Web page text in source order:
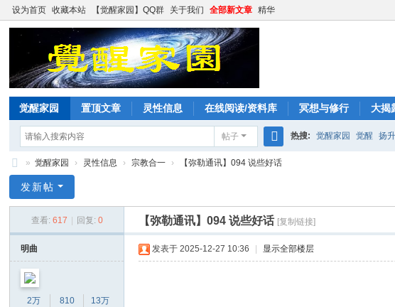
设为首页 收藏本站 【觉醒家园】QQ群 关于我们 全部新文章 精华
觉醒家园 置顶文章 灵性信息 在线阅读/资料库 冥想与修行 大揭
帖子
搜
热搜: 觉醒家园 觉醒 扬升
醒
园
» 觉醒家园 › 灵性信息 › 宗教合一 › 【弥勒通讯】094 说些好话
发新帖
查看: 617 回复: 0 【弥勒通讯】094 说些好话 [复制链接]
明曲
2万
810
13万
发表于 2025-12-27 10:36 显示全部楼层